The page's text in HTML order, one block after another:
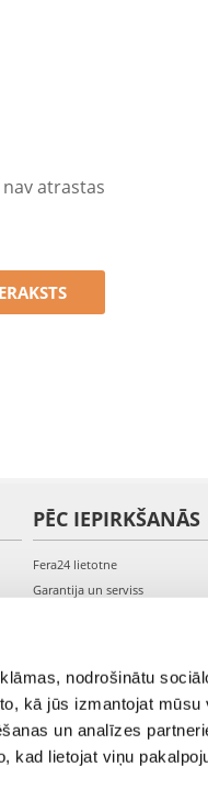
nodrošinātu
kā jūs izmantojat mūsu
un analīzes
kad lietojat viņu
atrastas
PĒC IEPIRKŠANĀS
Fera24 lietotne
Garantija un serviss